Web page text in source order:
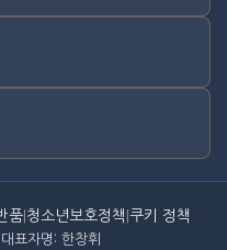
품 청소년보호정책 쿠키 정책
표자명: 한창휘